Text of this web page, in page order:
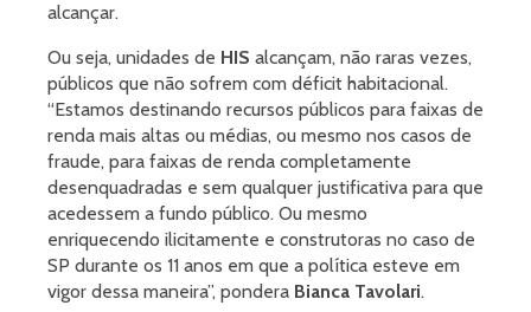
alcançar.
Ou seja, unidades de HIS alcançam, não raras vezes,
públicos que não sofrem com déficit habitacional.
“Estamos destinando recursos públicos para faixas de
renda mais altas ou médias, ou mesmo nos casos de
fraude, para faixas de renda completamente
desenquadradas e sem qualquer justificativa para que
acedessem a fundo público. Ou mesmo
enriquecendo ilicitamente e construtoras no caso de
SP durante os 11 anos em que a política esteve em
vigor dessa maneira”, pondera Bianca Tavolari.